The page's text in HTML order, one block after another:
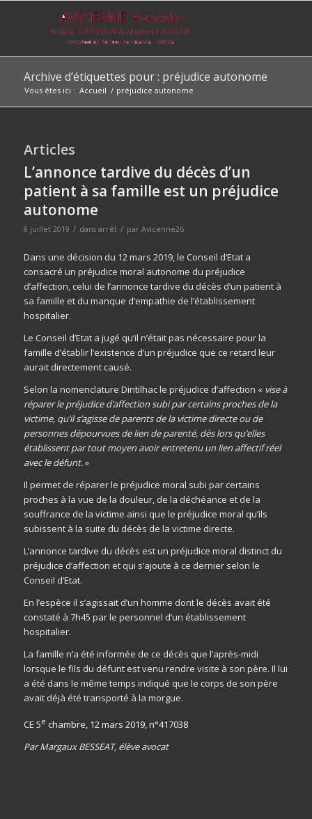
Archive d’étiquettes pour : préjudice autonome
Vous êtes ici : Accueil / préjudice autonome
Articles
L’annonce tardive du décès d’un
patient à sa famille est un préjudice
autonome
8 juillet 2019 / dans arrêt / par Avicenne26
Dans une décision du 12 mars 2019, le Conseil d’Etat a
consacré un préjudice moral autonome du préjudice
d’affection, celui de l’annonce tardive du décès d’un patient à
sa famille et du manque d’empathie de l’établissement
hospitalier.
Le Conseil d’Etat a jugé qu’il n’était pas nécessaire pour la
famille d’établir l’existence d’un préjudice que ce retard leur
aurait directement causé.
Selon la nomenclature Dintilhac le préjudice d’affection « vise à
réparer le préjudice d’affection subi par certains proches de la
victime, qu’il s’agisse de parents de la victime directe ou de
personnes dépourvues de lien de parenté, dès lors qu’elles
établissent par tout moyen avoir entretenu un lien affectif réel
avec le défunt.»
Il permet de réparer le préjudice moral subi par certains
proches à la vue de la douleur, de la déchéance et de la
souffrance de la victime ainsi que le préjudice moral qu’ils
subissent à la suite du décès de la victime directe.
L’annonce tardive du décès est un préjudice moral distinct du
préjudice d’affection et qui s’ajoute à ce dernier selon le
Conseil d’Etat.
En l’espèce il s’agissait d’un homme dont le décès avait été
constaté à 7h45 par le personnel d’un établissement
hospitalier.
La famille n’a été informée de ce décès que l’après-midi
lorsque le fils du défunt est venu rendre visite à son père. Il lui
a été dans le même temps indiqué que le corps de son père
avait déjà été transporté à la morgue.
CE 5e chambre, 12 mars 2019, n°417038
Par Margaux BESSEAT, élève avocat